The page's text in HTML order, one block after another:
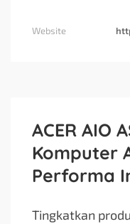
Website
ACER AIO
Komputer
Performa
Tingkatkan